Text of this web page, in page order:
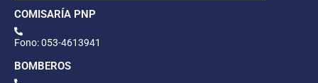
COMISARÍA PNP
Fono: 053-4613941
BOMBEROS